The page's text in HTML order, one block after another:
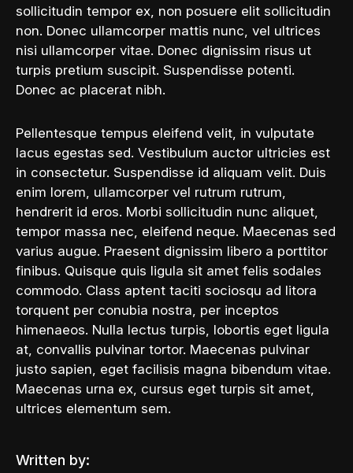
sollicitudin tempor ex, non posuere elit sollicitudin
non. Donec ullamcorper mattis nunc, vel ultrices
nisi ullamcorper vitae. Donec dignissim risus ut
turpis pretium suscipit. Suspendisse potenti.
Donec ac placerat nibh.
Pellentesque tempus eleifend velit, in vulputate
lacus egestas sed. Vestibulum auctor ultricies est
in consectetur. Suspendisse id aliquam velit. Duis
enim lorem, ullamcorper vel rutrum rutrum,
hendrerit id eros. Morbi sollicitudin nunc aliquet,
tempor massa nec, eleifend neque. Maecenas sed
varius augue. Praesent dignissim libero a porttitor
finibus. Quisque quis ligula sit amet felis sodales
commodo. Class aptent taciti sociosqu ad litora
torquent per conubia nostra, per inceptos
himenaeos. Nulla lectus turpis, lobortis eget ligula
at, convallis pulvinar tortor. Maecenas pulvinar
justo sapien, eget facilisis magna bibendum vitae.
Maecenas urna ex, cursus eget turpis sit amet,
ultrices elementum sem.
Written by: